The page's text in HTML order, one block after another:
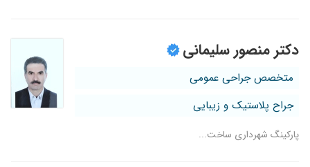
دکتر منصور سلیمانی
متخصص جراحی عمومی
جراح پلاستیک و زیبایی
پارکینگ شهرداری ساخت...